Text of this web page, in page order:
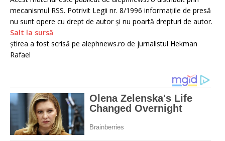
mecanismul RSS. Potrivit Legii nr. 8/1996 informațiile de presă
nu sunt opere cu drept de autor și nu poartă drepturi de autor.
Salt la sursă
știrea a fost scrisă pe alephnews.ro de jurnalistul Hekman
Rafael